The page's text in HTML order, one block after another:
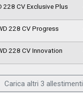
228 CV Exclusive Plus
228 CV Progress
228 CV Innovation
Carica altri 3 allestimenti